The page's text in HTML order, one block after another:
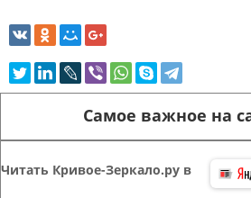
Самое важное на
Читать Кривое-Зеркало.ру в